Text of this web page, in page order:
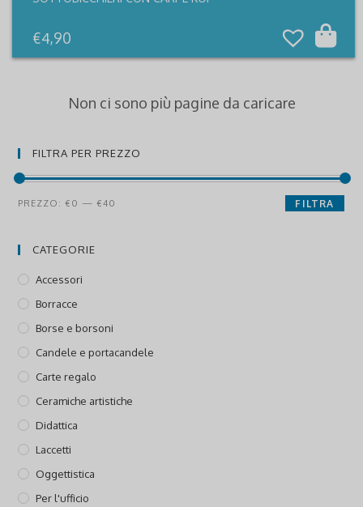
€4,90
Non ci sono più pagine da caricare
FILTRA PER PREZZO
Prezzo
Prezzo
FILTRA
PREZZO: €0 — €40
CATEGORIE
Accessori
Borracce
Borse e borsoni
Candele e portacandele
Carte regalo
Ceramiche artistiche
Didattica
Laccetti
Oggettistica
Per l'ufficio